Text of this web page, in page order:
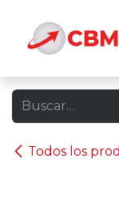
Todos los